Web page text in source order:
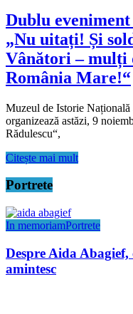
Dublu
„Nu uitați! Și
Vânători – mulți
România Mare!“
Muzeul de Istorie
organizează astăzi, 9
Rădulescu“,
Citește mai mult
Portrete
In memoriamPortrete
Despre Aida
amintesc